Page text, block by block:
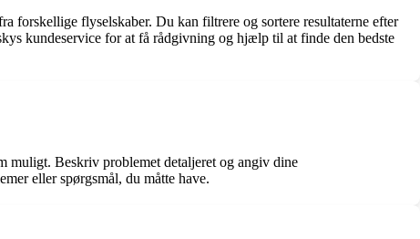
forskellige flyselskaber. Du kan filtrere og sortere resultaterne efter
kundeservice for at få rådgivning og hjælp til at finde den bedste
muligt. Beskriv problemet detaljeret og angiv dine
eller spørgsmål, du måtte have.